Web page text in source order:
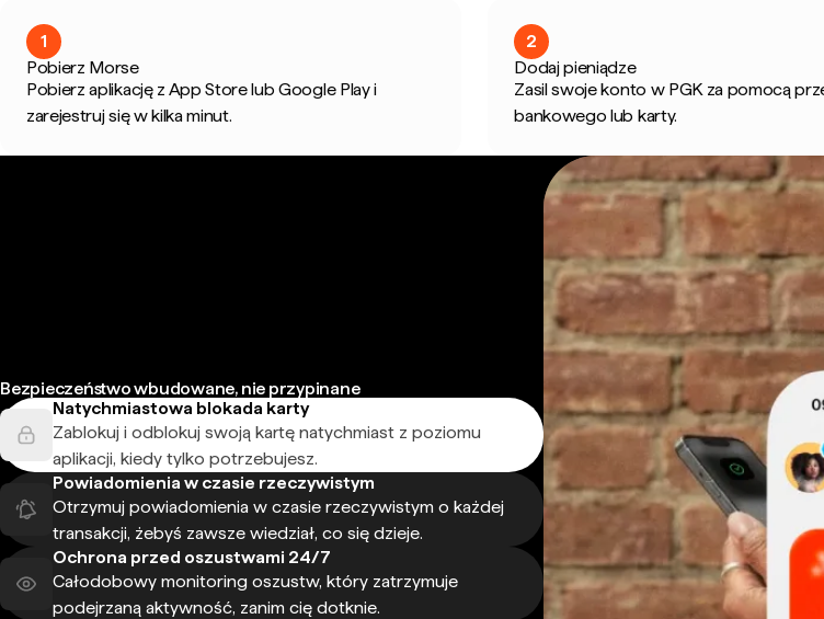
1
Pobierz Morse
Pobierz aplikację z App Store lub Google Play i
zarejestruj się w kilka minut.
2
Dodaj pieniądze
Zasil swoje konto w PGK za pomocą
bankowego lub karty.
Bezpieczeństwo wbudowane, nie przypinane
Natychmiastowa blokada karty
Zablokuj i odblokuj swoją kartę natychmiast z poziomu
aplikacji, kiedy tylko potrzebujesz.
Powiadomienia w czasie rzeczywistym
Otrzymuj powiadomienia w czasie rzeczywistym o każdej
transakcji, żebyś zawsze wiedział, co się dzieje.
Ochrona przed oszustwami 24/7
Całodobowy monitoring oszustw, który zatrzymuje
podejrzaną aktywność, zanim cię dotknie.